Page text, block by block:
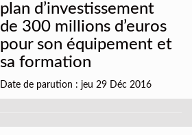
plan d’investissement
de 300 millions d’euros
pour son équipement et
sa formation
Date de parution : jeu 29 Déc 2016